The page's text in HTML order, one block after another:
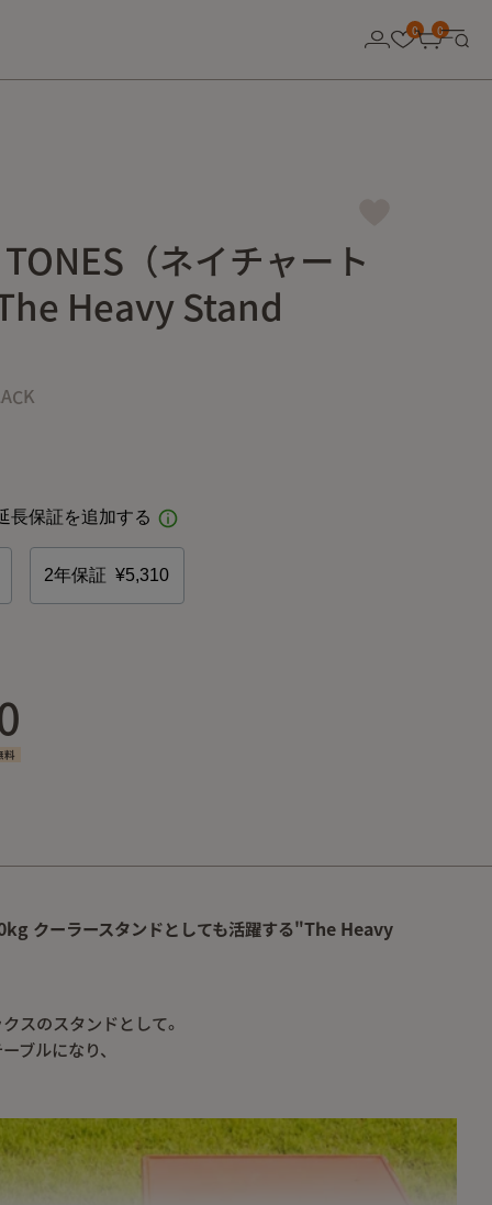
0 0
（ネイチャート
Heavy Stand
料
クーラースタンドとしても活躍する"The Heavy
スのスタンドとして。
ブルになり、